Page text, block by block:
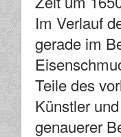
Im Verlauf
gerade im
Teile des
Künstler
genauerer